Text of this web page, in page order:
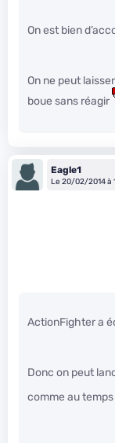
On est bien
On ne peut
boue sans réagir
Eagle1
Le 20/02/2014 à
ActionFighter a
Donc on peut
comme au temps